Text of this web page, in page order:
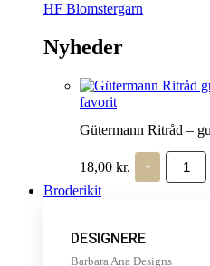
HF Blomstergarn
Nyheder
favorit
Gütermann Ritråd –
18,00 kr. -
Ritråd
-
antal
Broderikit
DESIGNERE
Barbara Ana Designs